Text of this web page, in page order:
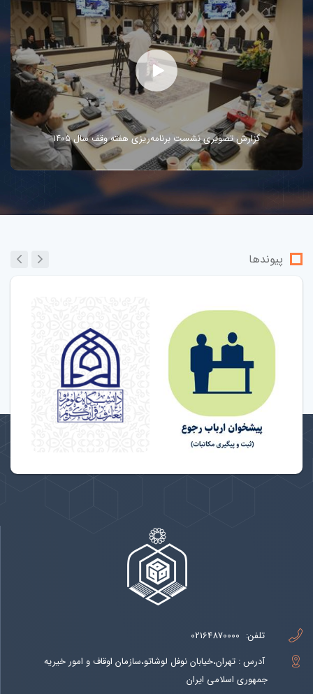
گزارش تصویری نشست برنامه‌ریزی هفته وقف سال ۱۴۰۵
پیوندها
تلفن: 02164870000
آدرس : تهران،خیابان نوفل لوشاتو،سازمان اوقاف و امور خیریه
جمهوری اسلامی ایران